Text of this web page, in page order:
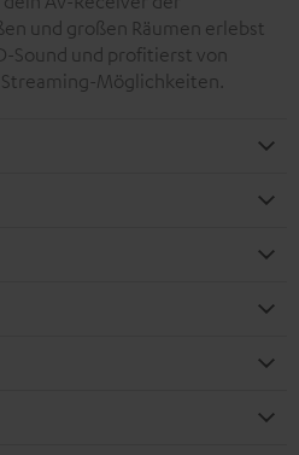
und großen Räumen erlebst
Sound und profitierst von
Möglichkeiten.